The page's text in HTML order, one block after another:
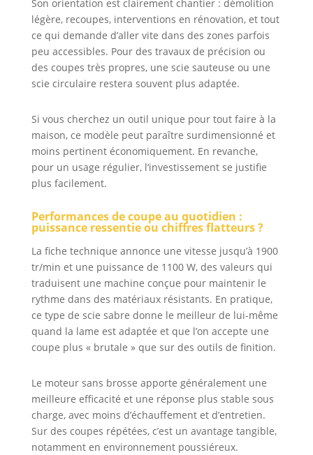
compatibles avec
le Professional
18V System Bosch
et avec de
nombreux autres
outils de l’Alliance
multi-marques
avec : GSA 18V-28
Son orientation est clairement chantier : démolition
légère, recoupes, interventions en rénovation, et tout
ce qui demande d’aller vite dans des zones parfois
peu accessibles. Pour des travaux de précision ou
des coupes très propres, une scie sauteuse ou une
scie circulaire restera souvent plus adaptée.
Si vous cherchez un outil unique pour tout faire à la
maison, ce modèle peut paraître surdimensionné et
moins pertinent économiquement. En revanche,
pour un usage régulier, l’investissement se justifie
plus facilement.
Performances de coupe au quotidien :
puissance ressentie ou chiffres flatteurs ?
La fiche technique annonce une vitesse jusqu’à 1900
tr/min et une puissance de 1100 W, des valeurs qui
traduisent une machine conçue pour maintenir le
rythme dans des matériaux résistants. En pratique,
ce type de scie sabre donne le meilleur de lui-même
quand la lame est adaptée et que l’on accepte une
coupe plus « brutale » que sur des outils de finition.
Le moteur sans brosse apporte généralement une
meilleure efficacité et une réponse plus stable sous
charge, avec moins d’échauffement et d’entretien.
Sur des coupes répétées, c’est un avantage tangible,
notamment en environnement poussiéreux.